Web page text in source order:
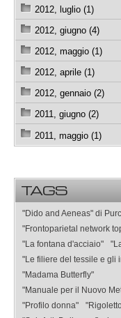
2012, luglio (1)
2012, giugno (4)
2012, maggio (1)
2012, aprile (1)
2012, gennaio (2)
2011, giugno (2)
2011, maggio (1)
TAGS
"Dido and Aeneas" di
"Frontoparietal network
"La fontana d'acciaio"
"Le filiere del tessile e gli
"Madama Butterfly"
"Manuale per il Nuovo
"Profilo donna"